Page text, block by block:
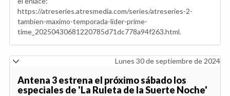
https://atreseries.atresmedia.com/series/atreseries-2-
tambien-maximo-temporada-lider-prime-
time_20250430681220785d71dc778a94f263.html.
Lunes 30 de septiembre de 2024
Antena 3 estrena el próximo sábado los
especiales de 'La Ruleta de la Suerte Noche'